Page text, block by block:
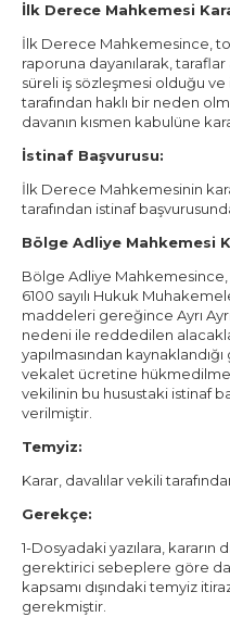
İlk Derece Mahkemesi
İlk Derece Mahkemesince,
raporuna dayanılarak,
süreli iş sözleşmesi olduğu ve
tarafından haklı bir neden
davanın kısmen kabulüne
İstinaf Başvurusu:
İlk Derece Mahkemesinin
tarafından istinaf
Bölge Adliye Mahkemesi
Bölge Adliye Mahkemesince,
6100 sayılı Hukuk
maddeleri gereğince Ayrı
nedeni ile reddedilen
yapılmasından
vekalet ücretine
vekilinin bu husustaki istinaf
verilmiştir.
Temyiz:
Karar, davalılar vekili
Gerekçe:
1-Dosyadaki yazılara, kararın
gerektirici sebeplere göre
kapsamı dışındaki temyiz
gerekmiştir.